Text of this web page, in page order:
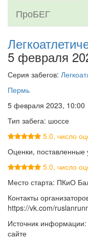
ПроБЕГ
5 февраля
Серия забегов:
Пермь
5 февраля 2023, 10:00
Тип забега: шоссе
5.0, число
Оценки, поставленные
5.0, число
Место старта: ПКиО
Контакты
https://vk.com/
Источник
сайте